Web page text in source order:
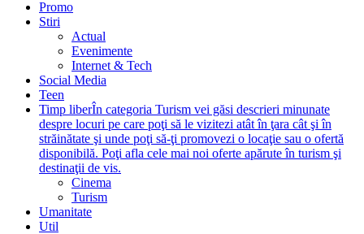
Promo
Stiri
Actual
Evenimente
Internet & Tech
Social Media
Teen
Timp liberÎn categoria Turism vei găsi descrieri minunate
despre locuri pe care poţi să le vizitezi atât în ţara cât şi în
străinătate şi unde poţi să-ţi promovezi o locaţie sau o ofertă
disponibilă. Poţi afla cele mai noi oferte apărute în turism şi
destinaţii de vis.
Cinema
Turism
Umanitate
Util